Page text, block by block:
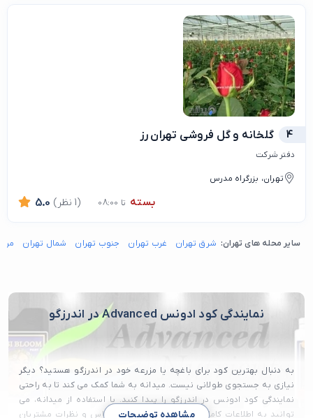
4 گلخانه و گل فروشی تهران رز
دفتر شرکت
تهران، بزرگراه مدرس
بسته تا 08:00 5.0 (1 نظر)
سایر محله های تهران: شرق تهران غرب تهران جنوب تهران شمال تهران
نمایندگی کود ادونس Advanced در اندرزگو
به دنبال بهترین کود برای باغچه یا مزرعه خود در اندرزگو هستید؟ دیگر
نیازی به جستجوی طولانی نیست. میدانه به شما کمک می کند تا به راحتی
نمایندگی کود ادونس در اندرزگو را پیدا کنید. با استفاده از میدانه، می
توانید به اطلاعات کاملی از جمله آدرس، شماره تماس و نظرات مشتریان
مشاهده توضیحات